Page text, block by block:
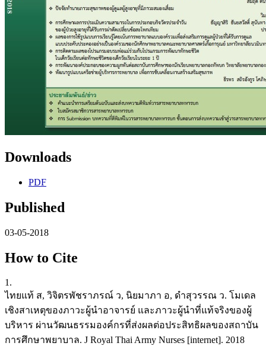
Downloads
PDF
Published
03-05-2018
How to Cite
1.
ไทยแท้ ส, วิจิตรพัชราภรณ์ ว, นิยมาภา อ, ดำสุวรรณ ว. โมเดล
เชิงสาเหตุของภาวะผู้นำอาจารย์ และภาวะผู้นำที่แท้จริงของผู้
บริหาร ผ่านวัฒนธรรมองค์กรที่ส่งผลต่อประสิทธิผลของสถาบัน
การศึกษาพยาบาล. J Royal Thai Army Nurses [internet]. 2018